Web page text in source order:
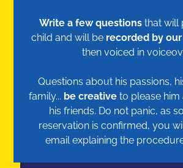
Write a few questions that will
child and will be recorded by
then voiced in
Questions about his passions,
family... be creativeto please him
his friends. Do not panic, as
reservation is confirmed, you
email explaining the